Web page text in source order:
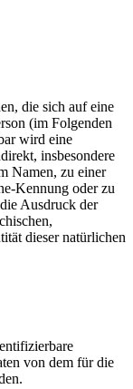
die sich auf eine
(im Folgenden
wird eine
insbesondere
Namen, zu einer
Kennung oder zu
Ausdruck der
dieser natürlichen
von dem für die